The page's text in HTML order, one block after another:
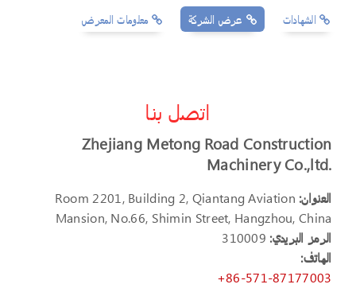
الشهادات عرض الشركة معلومات المعرض
اتصل بنا
Zhejiang Metong Road Construction
Machinery Co.,ltd.
العنوان: Room 2201, Building 2, Qiantang Aviation
Mansion, No.66, Shimin Street, Hangzhou, China
الرمز البريدي:
الهاتف:
+86-571-87177003